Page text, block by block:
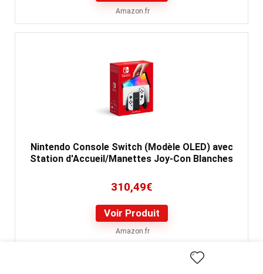
Amazon.fr
Nintendo Console Switch (Modèle OLED) avec
Station d'Accueil/Manettes Joy-Con Blanches
310,49€
Voir Produit
Amazon.fr